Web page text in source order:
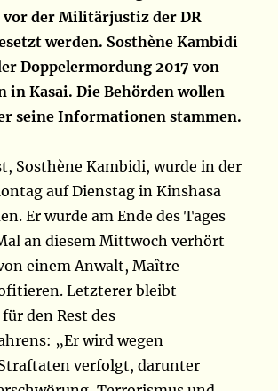
vor der Militärjustiz der DR
werden. Sosthène Kambidi
Doppelermordung 2017 von
in Kasai. Die Behörden wollen
seine Informationen stammen.
Sosthène Kambidi, wurde in der
auf Dienstag in Kinshasa
Er wurde am Ende des Tages
an diesem Mittwoch verhört
einem Anwalt, Maître
Letzterer bleibt
den Rest des
„Er wird wegen
verfolgt, darunter